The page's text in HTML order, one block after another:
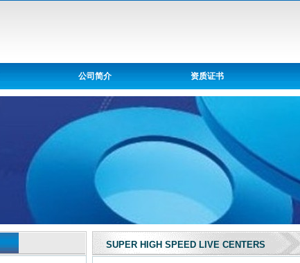
公司简介 资质证书
SUPER HIGH SPEED LIVE CENTERS